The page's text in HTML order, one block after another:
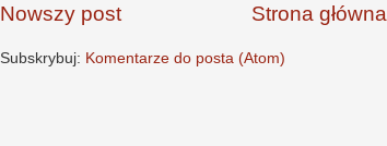
Nowszy post Strona główna
Subskrybuj: Komentarze do posta (Atom)